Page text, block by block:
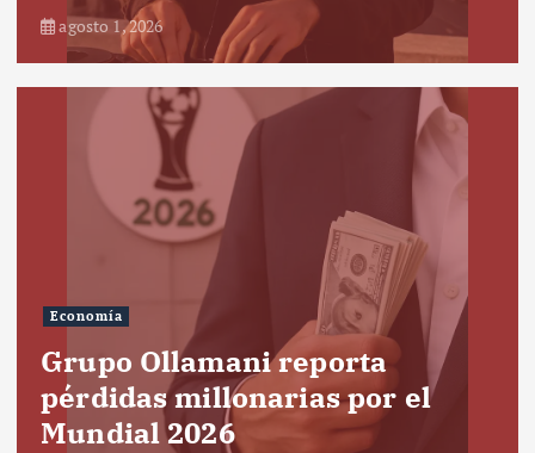
agosto 1, 2026
Economía
Grupo Ollamani reporta
pérdidas millonarias por el
Mundial 2026